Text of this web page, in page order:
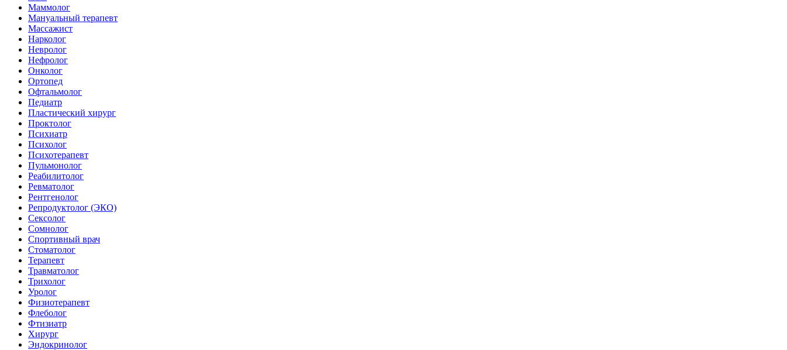
Маммолог
Мануальный терапевт
Массажист
Нарколог
Невролог
Нефролог
Онколог
Ортопед
Офтальмолог
Педиатр
Пластический хирург
Проктолог
Психиатр
Психолог
Психотерапевт
Пульмонолог
Реабилитолог
Ревматолог
Рентгенолог
Репродуктолог (ЭКО)
Сексолог
Сомнолог
Спортивный врач
Стоматолог
Терапевт
Травматолог
Трихолог
Уролог
Физиотерапевт
Флеболог
Фтизиатр
Хирург
Эндокринолог